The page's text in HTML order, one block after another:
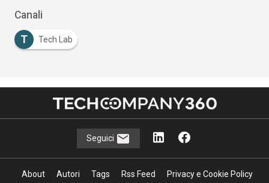
Canali
T Tech Lab
Seguici
About Autori Tags Rss Feed
Privacy e Cookie Policy